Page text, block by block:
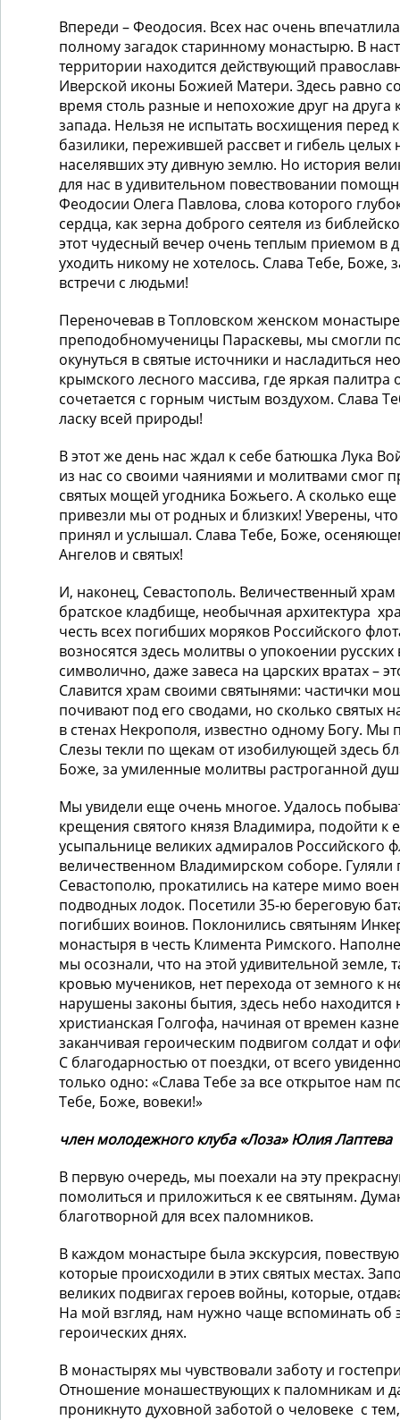
Впереди – Феодосия. Всех нас очень
полному загадок старинному монастырю. В
территории находится действующий
Иверской иконы Божией Матери. Здесь равно
время столь разные и непохожие друг на друга
запада. Нельзя не испытать восхищения перед
базилики, пережившей рассвет и гибель целых
населявших эту дивную землю. Но история
для нас в удивительном повествовании
Феодосии Олега Павлова, слова которого
сердца, как зерна доброго сеятеля из
этот чудесный вечер очень теплым приемом в
уходить никому не хотелось. Слава Тебе, Боже,
встречи с людьми!
Переночевав в Топловском женском монастыре
преподобномученицы Параскевы, мы смогли
окунуться в святые источники и насладиться
крымского лесного массива, где яркая палитра
сочетается с горным чистым воздухом. Слава
ласку всей природы!
В этот же день нас ждал к себе батюшка Лука
из нас со своими чаяниями и молитвами смог
святых мощей угодника Божьего. А сколько
привезли мы от родных и близких! Уверены,
принял и услышал. Слава Тебе, Боже,
Ангелов и святых!
И, наконец, Севастополь. Величественный
братское кладбище, необычная архитектура
честь всех погибших моряков Российского
возносятся здесь молитвы о упокоении
символично, даже завеса на царских вратах –
Славится храм своими святынями: частички
почивают под его сводами, но сколько святых
в стенах Некрополя, известно одному Богу. Мы
Слезы текли по щекам от изобилующей здесь
Боже, за умиленные молитвы растроганной
Мы увидели еще очень многое. Удалось
крещения святого князя Владимира, подойти к
усыпальнице великих адмиралов Российского
величественном Владимирском соборе.
Севастополю, прокатились на катере мимо
подводных лодок. Посетили 35-ю береговую
погибших воинов. Поклонились святыням
монастыря в честь Климента Римского.
мы осознали, что на этой удивительной земле,
кровью мучеников, нет перехода от земного к
нарушены законы бытия, здесь небо находится
христианская Голгофа, начиная от времен
заканчивая героическим подвигом солдат и
С благодарностью от поездки, от всего
только одно: «Слава Тебе за все открытое нам
Тебе, Боже, вовеки!»
член молодежного клуба «Лоза» Юлия Лаптева
В первую очередь, мы поехали на эту
помолиться и приложиться к ее святыням.
благотворной для всех паломников.
В каждом монастыре была экскурсия,
которые происходили в этих святых местах.
великих подвигах героев войны, которые,
На мой взгляд, нам нужно чаще вспоминать об
героических днях.
В монастырях мы чувствовали заботу и
Отношение монашествующих к паломникам и
проникнуто духовной заботой о человеке с